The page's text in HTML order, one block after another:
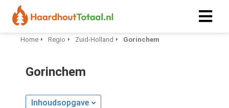
Home Regio Zuid-Holland Gorinchem
Gorinchem
Inhoudsopgave